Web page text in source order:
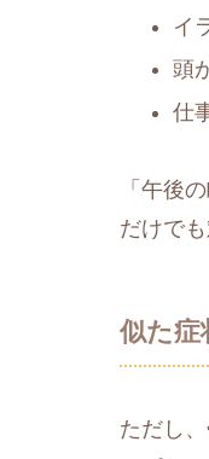
イ
頭
仕
「午後
だけで
似た症
ただし